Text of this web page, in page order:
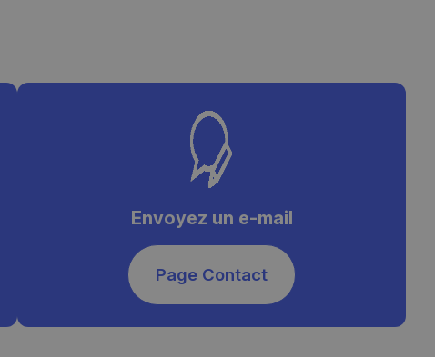
Envoyez un e-mail
Page Contact